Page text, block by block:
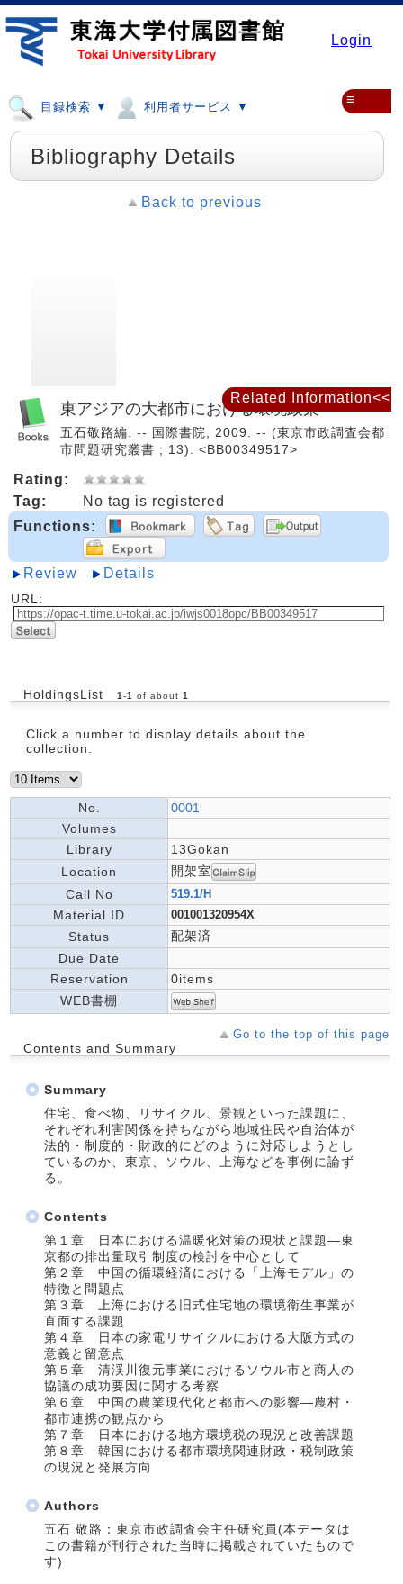
Login
目録検索 ▼ 利用者サービス ▼ ≡
Bibliography Details
Back to previous
東アジアの大都市における環境政策
五石敬路編. -- 国際書院, 2009. -- (東京市政調査会都
市問題研究叢書 ; 13). <BB00349517>
Rating:
Tag:
No tag is registered
Functions:
Review Details
URL:
HoldingsList 1 -1 of about 1
Click a number to display details about the
collection.
No.
0001
Volumes
Library
13Gokan
Location
開架室
Call No
519.1/H
Material ID 001001320954X
Status
配架済
Due Date
Reservation
0items
WEB書棚
Go to the top of this page
Contents and Summary
Summary
住宅、食べ物、リサイクル、景観といった課題に、
それぞれ利害関係を持ちながら地域住民や自治体が
法的・制度的・財政的にどのように対応しようとし
ているのか、東京、ソウル、上海などを事例に論ず
る。
Contents
第１章 日本における温暖化対策の現状と課題―東
京都の排出量取引制度の検討を中心として
第２章 中国の循環経済における「上海モデル」の
特徴と問題点
第３章 上海における旧式住宅地の環境衛生事業が
直面する課題
第４章 日本の家電リサイクルにおける大阪方式の
意義と留意点
第５章 清渓川復元事業におけるソウル市と商人の
協議の成功要因に関する考察
第６章 中国の農業現代化と都市への影響―農村・
都市連携の観点から
第７章 日本における地方環境税の現況と改善課題
第８章 韓国における都市環境関連財政・税制政策
の現況と発展方向
Authors
五石 敬路：東京市政調査会主任研究員(本データは
この書籍が刊行された当時に掲載されていたもので
す)
Related Information<<